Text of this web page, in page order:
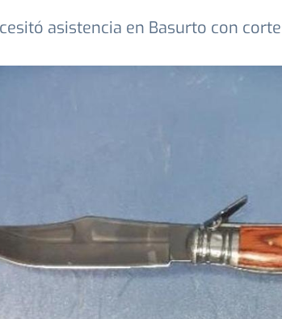
asistencia en Basurto con